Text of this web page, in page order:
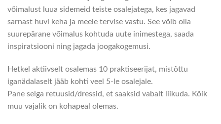
võimalust luua sidemeid teiste osalejatega, kes jagavad
sarnast huvi keha ja meele tervise vastu. See võib olla
suurepärane võimalus kohtuda uute inimestega, saada
inspiratsiooni ning jagada joogakogemusi.
Hetkel aktiivselt osalemas 10 praktiseerijat, mistõttu
iganädalaselt jääb kohti veel 5-le osalejale.
Pane selga retuusid/dressid, et saaksid vabalt liikuda. Kõik
muu vajalik on kohapeal olemas.